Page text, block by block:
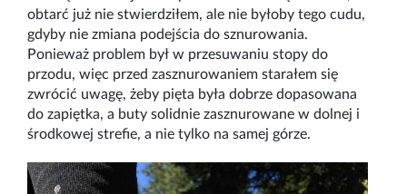
obtarć już nie stwierdziłem, ale nie byłoby tego cudu,
gdyby nie zmiana podejścia do sznurowania.
Ponieważ problem był w przesuwaniu stopy do
przodu, więc przed zasznurowaniem starałem się
zwrócić uwagę, żeby pięta była dobrze dopasowana
do zapiętka, a buty solidnie zasznurowane w dolnej i
środkowej strefie, a nie tylko na samej górze.